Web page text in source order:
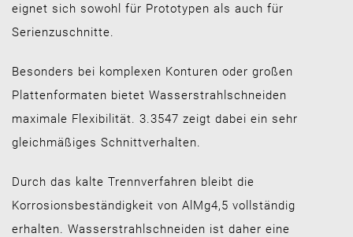
eignet sich sowohl für Prototypen als auch für
Serienzuschnitte.
Besonders bei komplexen Konturen oder großen
Plattenformaten bietet Wasserstrahlschneiden
maximale Flexibilität. 3.3547 zeigt dabei ein sehr
gleichmäßiges Schnittverhalten.
Durch das kalte Trennverfahren bleibt die
Korrosionsbeständigkeit von AlMg4,5 vollständig
erhalten. Wasserstrahlschneiden ist daher eine